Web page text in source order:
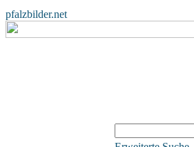
pfalzbilder.net